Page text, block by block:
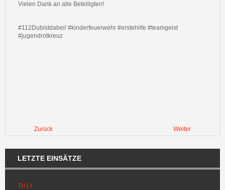
Vielen Dank an alle Beteiligten!
#112Dubistdabei! #kinderfeuerwehr #erstehilfe #teamgeist
#jugendrotkreuz
Zurück Weiter
LETZTE EINSÄTZE
TH1Y